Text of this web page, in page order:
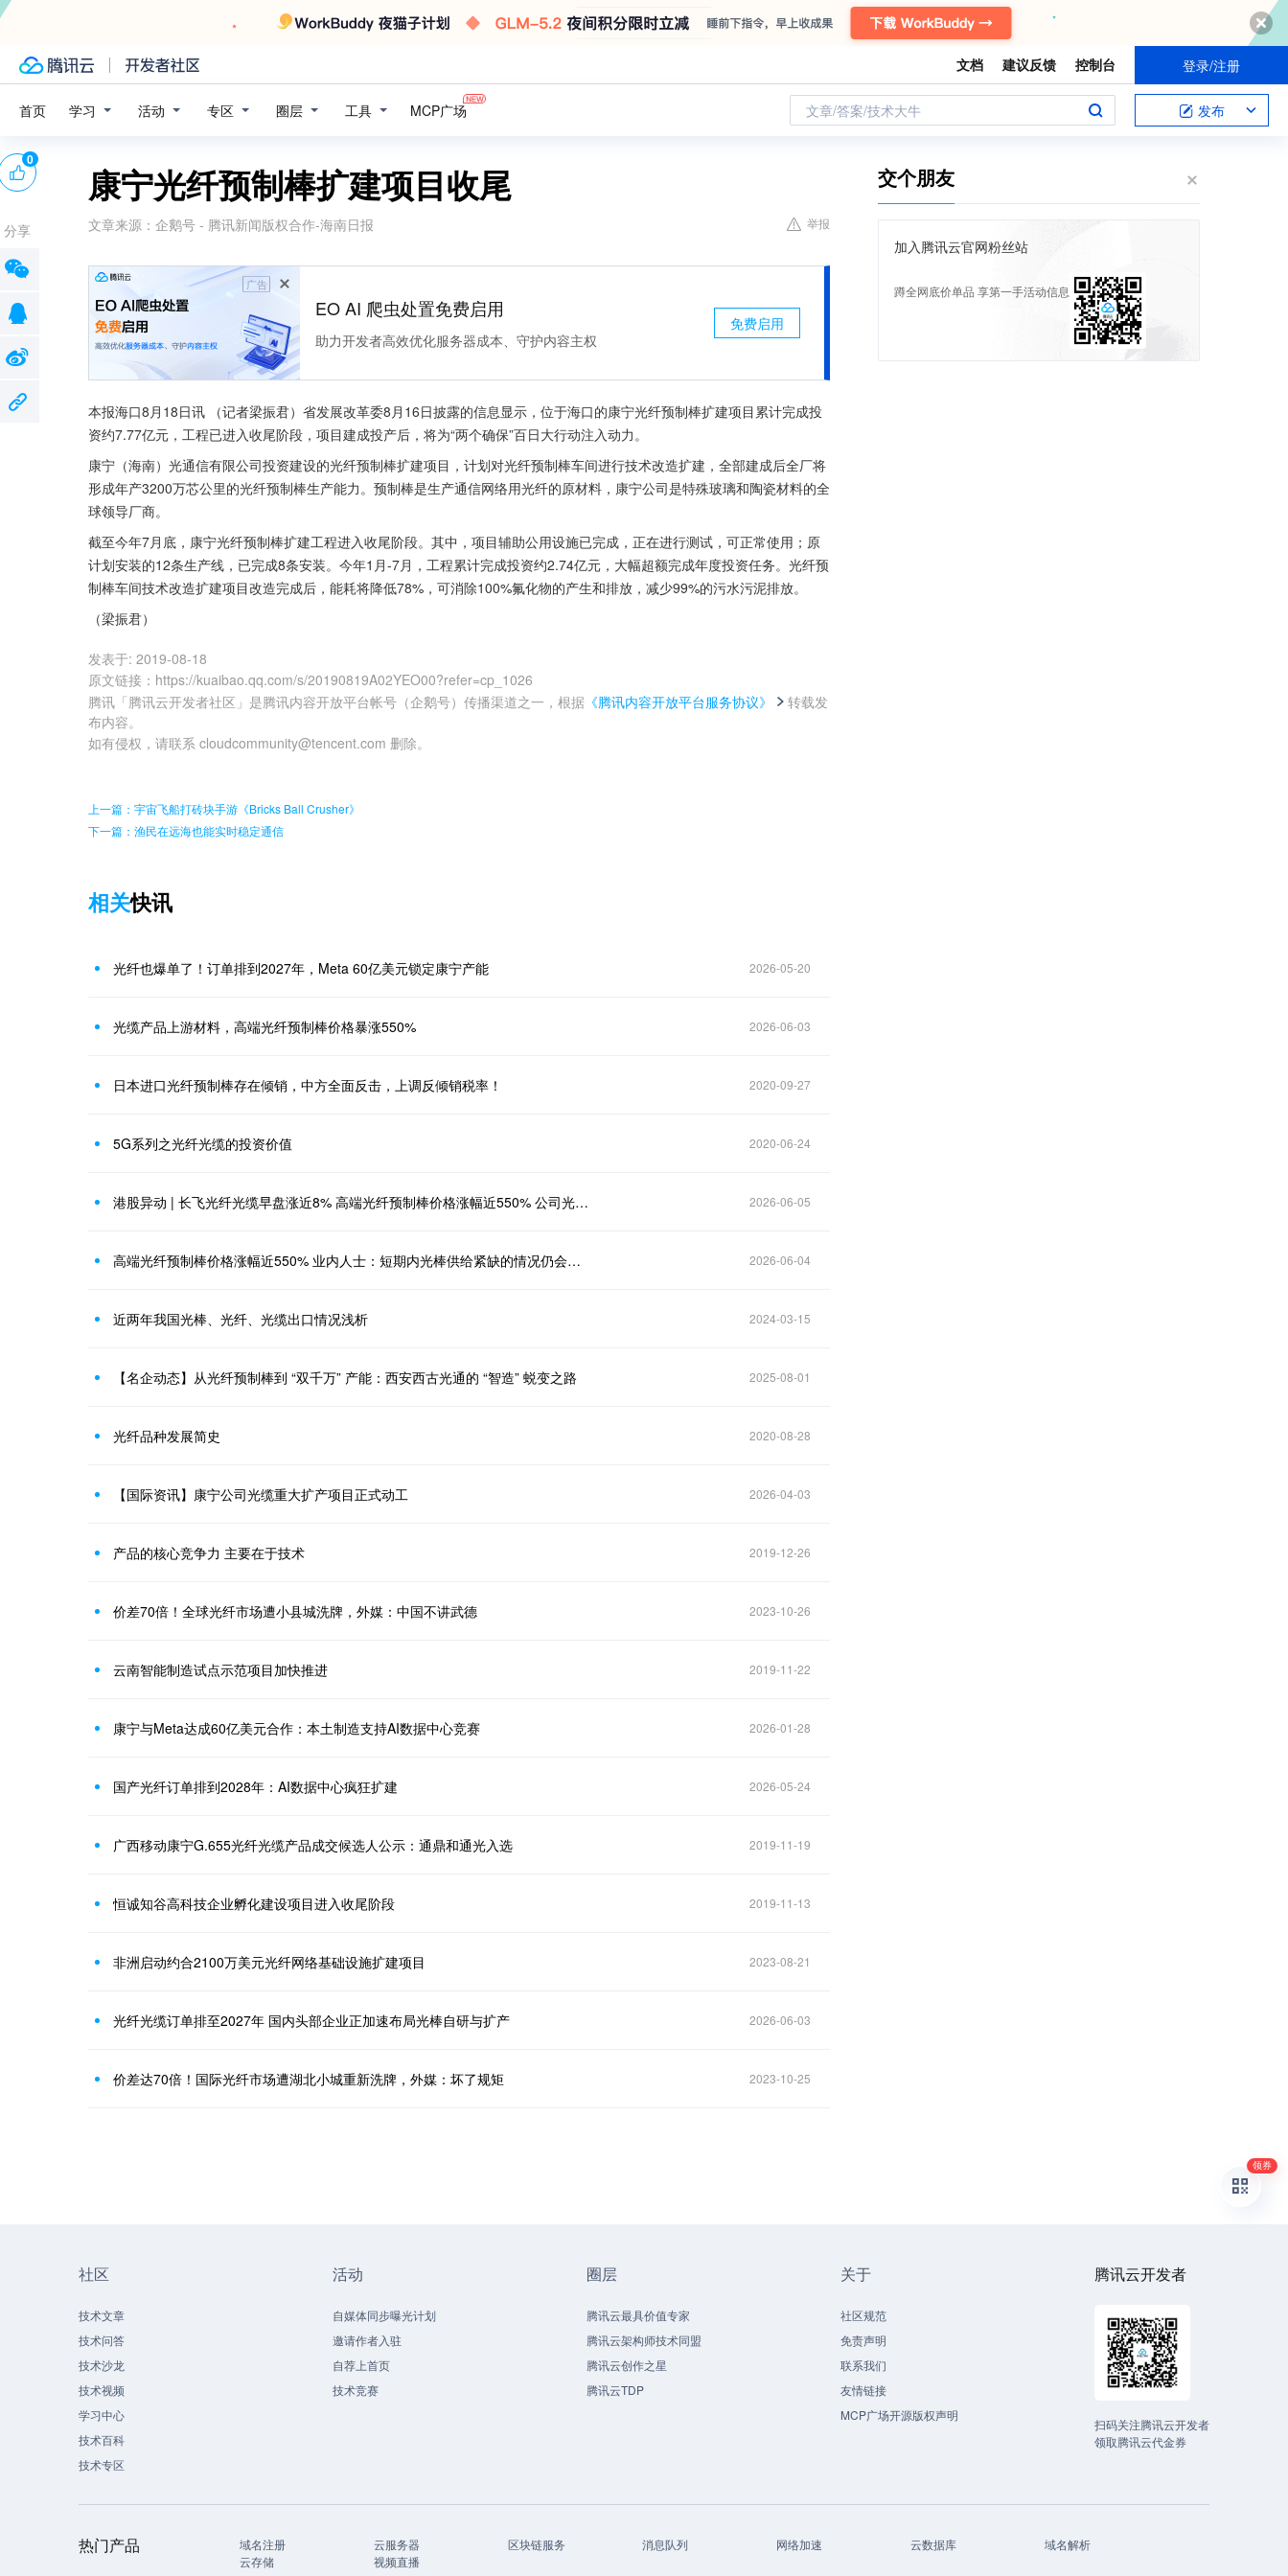
文档 建议反馈 控制台 登录/注册
首页 学习 活动 专区 圈层 工具 MCP广场 文章/答案/技术大牛 发布
康宁光纤预制棒扩建项目收尾
文章来源： 企鹅号 - 腾讯新闻版权合作-海南日报 举报
广告
EO AI 爬虫处置免费启用
助力开发者高效优化服务器成本、守护内容主权
免费启用
本报海口8月18日讯 （记者梁振君）省发展改革委8月16日披露的信息显示，位于海口的康宁光纤预制棒扩建项目累计完成投
资约7.77亿元，工程已进入收尾阶段，项目建成投产后，将为“两个确保”百日大行动注入动力。
康宁（海南）光通信有限公司投资建设的光纤预制棒扩建项目，计划对光纤预制棒车间进行技术改造扩建，全部建成后全厂将
形成年产3200万芯公里的光纤预制棒生产能力。预制棒是生产通信网络用光纤的原材料，康宁公司是特殊玻璃和陶瓷材料的全
球领导厂商。
截至今年7月底，康宁光纤预制棒扩建工程进入收尾阶段。其中，项目辅助公用设施已完成，正在进行测试，可正常使用；原
计划安装的12条生产线，已完成8条安装。今年1月-7月，工程累计完成投资约2.74亿元，大幅超额完成年度投资任务。光纤预
制棒车间技术改造扩建项目改造完成后，能耗将降低78%，可消除100%氟化物的产生和排放，减少99%的污水污泥排放。
（梁振君）
发表于: 2019-08-18
原文链接 ： https://kuaibao.qq.com/s/20190819A02YEO00?refer=cp_1026
腾讯「腾讯云开发者社区」是腾讯内容开放平台帐号（企鹅号）传播渠道之一，根据 《腾讯内容开放平台服务协议》
转载发
布内容。
如有侵权，请联系 cloudcommunity@tencent.com 删除。
0
分享
上一篇：宇宙飞船打砖块手游《Bricks Ball Crusher》
下一篇：渔民在远海也能实时稳定通信
相关快讯
光纤也爆单了！订单排到2027年，Meta 60亿美元锁定康宁产能 2026-05-20
光缆产品上游材料，高端光纤预制棒价格暴涨550% 2026-06-03
日本进口光纤预制棒存在倾销，中方全面反击，上调反倾销税率！ 2020-09-27
5G系列之光纤光缆的投资价值 2020-06-24
港股异动 | 长飞光纤光缆早盘涨近8% 高端光纤预制棒价格涨幅近550% 公司光棒自给率达100% 2026-06-05
高端光纤预制棒价格涨幅近550% 业内人士：短期内光棒供给紧缺的情况仍会阶段性固化 2026-06-04
近两年我国光棒、光纤、光缆出口情况浅析 2024-03-15
【名企动态】从光纤预制棒到 “双千万” 产能：西安西古光通的 “智造” 蜕变之路 2025-08-01
光纤品种发展简史 2020-08-28
【国际资讯】康宁公司光缆重大扩产项目正式动工 2026-04-03
产品的核心竞争力 主要在于技术 2019-12-26
价差70倍！全球光纤市场遭小县城洗牌，外媒：中国不讲武德 2023-10-26
云南智能制造试点示范项目加快推进 2019-11-22
康宁与Meta达成60亿美元合作：本土制造支持AI数据中心竞赛 2026-01-28
国产光纤订单排到2028年：AI数据中心疯狂扩建 2026-05-24
广西移动康宁G.655光纤光缆产品成交候选人公示：通鼎和通光入选 2019-11-19
恒诚知谷高科技企业孵化建设项目进入收尾阶段 2019-11-13
非洲启动约合2100万美元光纤网络基础设施扩建项目 2023-08-21
光纤光缆订单排至2027年 国内头部企业正加速布局光棒自研与扩产 2026-06-03
价差达70倍！国际光纤市场遭湖北小城重新洗牌，外媒：坏了规矩 2023-10-25
交个朋友
加入腾讯云官网粉丝站
蹲全网底价单品 享第一手活动信息
社区
技术文章
技术问答
技术沙龙
技术视频
学习中心
技术百科
技术专区
活动
自媒体同步曝光计划
邀请作者入驻
自荐上首页
技术竞赛
圈层
腾讯云最具价值专家
腾讯云架构师技术同盟
腾讯云创作之星
腾讯云TDP
关于
社区规范
免责声明
联系我们
友情链接
MCP广场开源版权声明
腾讯云开发者
扫码关注腾讯云开发者
领取腾讯云代金券
热门产品 域名注册 云服务器 区块链服务 消息队列 网络加速 云数据库
域名解析
云存储
视频直播
领券